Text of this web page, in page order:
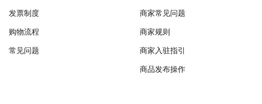
发票制度
购物流程
常见问题
商家常见问题
商家规则
商家入驻指引
商品发布操作